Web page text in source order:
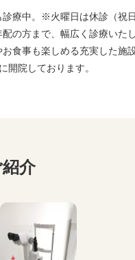
療中。※火曜日は休診（祝
の方まで、幅広く診療いたし
お食事も楽しめる充実した施
開院しております。
介